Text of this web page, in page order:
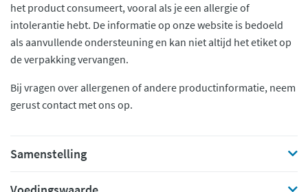
het product consumeert, vooral als je een allergie of
intolerantie hebt. De informatie op onze website is bedoeld
als aanvullende ondersteuning en kan niet altijd het etiket op
de verpakking vervangen.
Bij vragen over allergenen of andere productinformatie, neem
gerust contact met ons op.
Samenstelling